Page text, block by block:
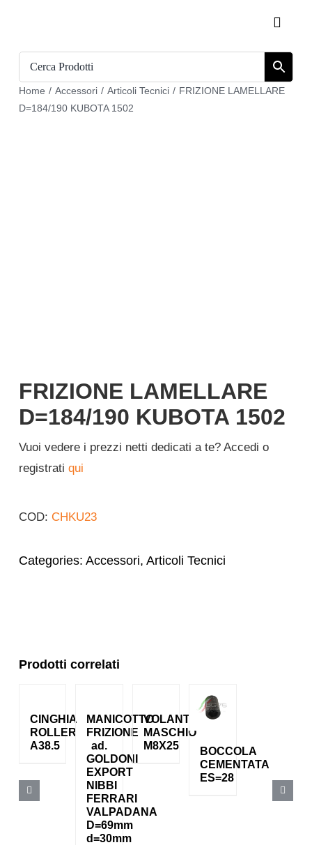
contenuto
Toggle
Home / Accessori / Articoli Tecnici / FRIZIONE LAMELLARE
D=184/190 KUBOTA 1502
FRIZIONE LAMELLARE
D=184/190 KUBOTA 1502
Vuoi vedere i prezzi netti dedicati a te? Accedi o
registrati qui
COD: CHKU23
Categories: Accessori, Articoli Tecnici
Prodotti correlati
CINGHIA
ROLLER
A38.5
MANICOTTO
FRIZIONE
ad.
GOLDONI
EXPORT
NIBBI
FERRARI
VALPADANA
D=69mm
d=30mm
VOLANTINO
MASCHIO
M8X25
BOCCOLA
CEMENTATA
ES=28